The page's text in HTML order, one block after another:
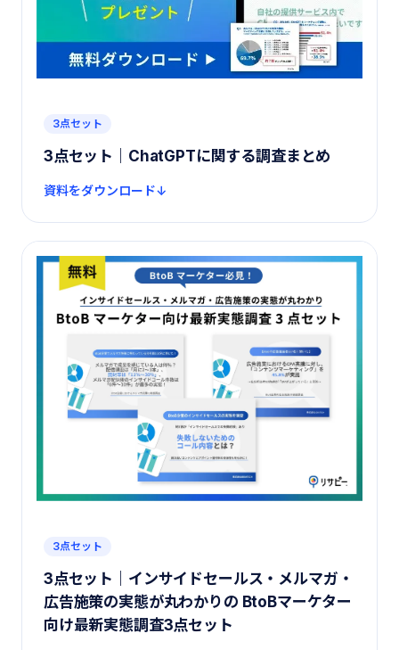
3点セット
3点セット｜ChatGPTに関する調査まとめ
資料をダウンロード
3点セット
3点セット｜インサイドセールス・メルマガ・
広告施策の実態が丸わかりの BtoBマーケター
向け最新実態調査3点セット